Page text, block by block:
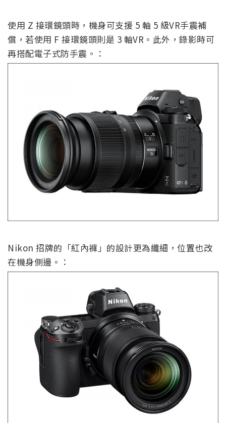
使用 Z 接環鏡頭時，機身可支援 5 軸 5 級VR手震補
償，若使用 F 接環鏡頭則是 3 軸VR。此外，錄影時可
再搭配電子式防手震。：
Nikon 招牌的「紅內褲」的設計更為纖細，位置也改
在機身側邊。：